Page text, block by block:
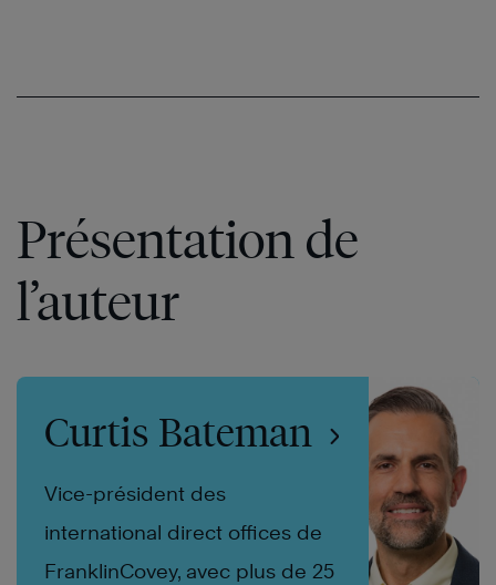
Présentation de
l’auteur
Curtis Bateman
Vice-président des
international direct offices de
FranklinCovey, avec plus de 25